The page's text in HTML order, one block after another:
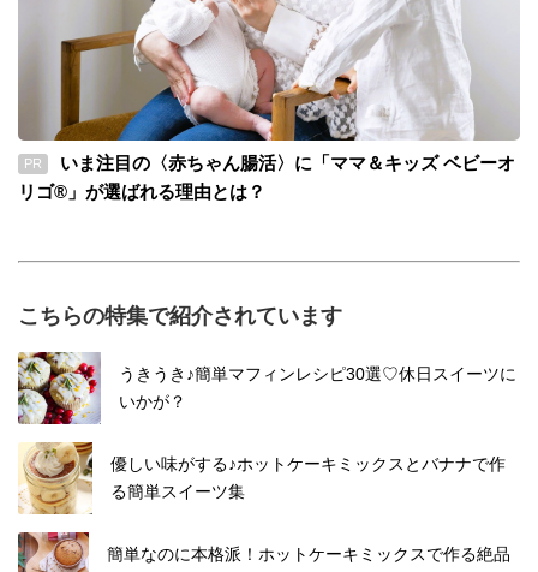
PR
いま注目の〈赤ちゃん腸活〉に「ママ＆キッズ ベビーオ
リゴ®」が選ばれる理由とは？
こちらの特集で紹介されています
うきうき♪簡単マフィンレシピ30選♡休日スイーツに
いかが？
優しい味がする♪ホットケーキミックスとバナナで作
る簡単スイーツ集
簡単なのに本格派！ホットケーキミックスで作る絶品